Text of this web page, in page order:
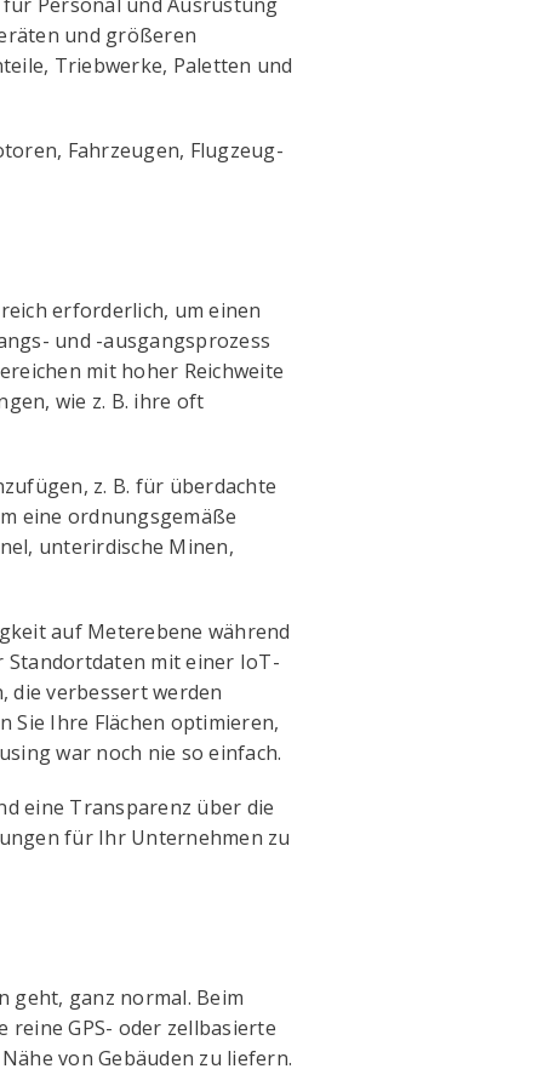
und größeren
Triebwerke, Paletten und
Fahrzeugen, Flugzeug-
erforderlich, um einen
und -ausgangsprozess
mit hoher Reichweite
wie z. B. ihre oft
z. B. für überdachte
eine ordnungsgemäße
unterirdische Minen,
auf Meterebene während
mit einer IoT-
die verbessert werden
Sie Ihre Flächen optimieren,
war noch nie so einfach.
eine Transparenz über die
für Ihr Unternehmen zu
geht, ganz normal. Beim
GPS- oder zellbasierte
von Gebäuden zu liefern.